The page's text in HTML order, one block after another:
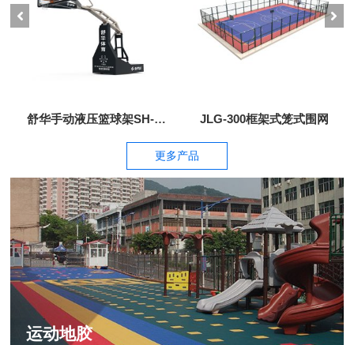
舒华手动液压篮球架SH-
JLG-300框架式笼式围网
更多产品
运动地胶